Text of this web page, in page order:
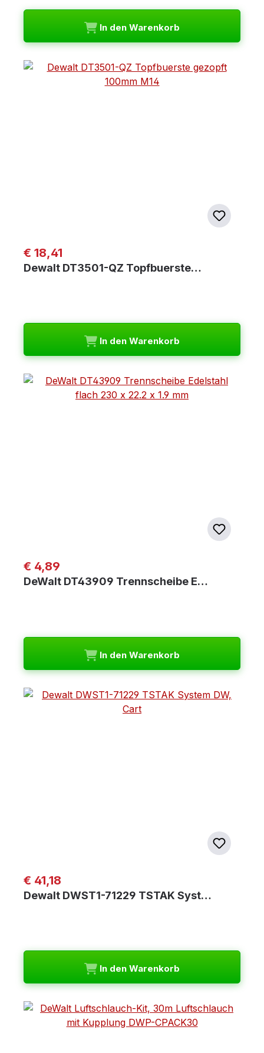
In den Warenkorb
Regulärer Preis:
€ 18,41
Dewalt DT3501-QZ Topfbuerste…
In den Warenkorb
Regulärer Preis:
€ 4,89
DeWalt DT43909 Trennscheibe E…
In den Warenkorb
Regulärer Preis:
€ 41,18
Dewalt DWST1-71229 TSTAK Syst…
In den Warenkorb